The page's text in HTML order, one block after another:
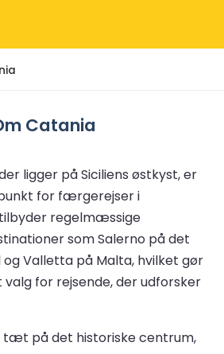
Catania
ligger på Siciliens østkyst, er
for færgerejser i
regelmæssige
som Salerno på det
Valletta på Malta, hvilket gør
for rejsende, der udforsker
tæt på det historiske centrum,